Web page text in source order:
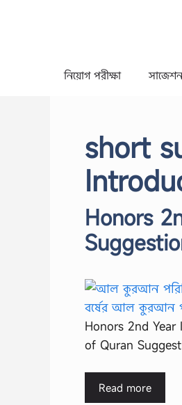
নিয়োগ পরীক্ষা সাজেশন
short
Honors
Honors 2nd
of Quran
Read more